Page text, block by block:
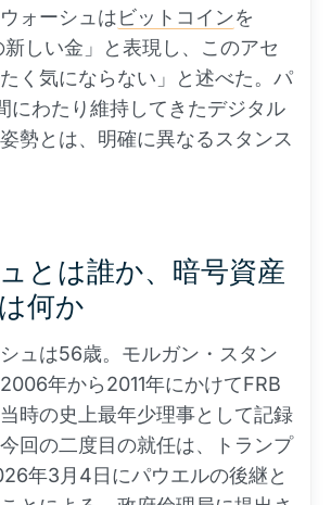
ォーシュはビットコインを
新しい金」と表現し、このアセ
く気にならない」と述べた。パ
にわたり維持してきたデジタル
勢とは、明確に異なるスタンス
とは誰か、暗号資産
何か
ュは56歳。モルガン・スタン
年から2011年にかけてFRB
時の史上最年少理事として記録
回の二度目の就任は、トランプ
年3月4日にパウエルの後継と